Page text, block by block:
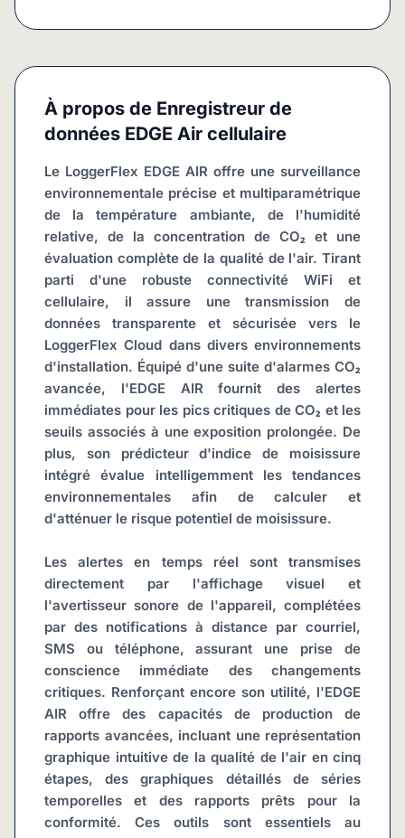
À propos de Enregistreur de
données EDGE Air cellulaire
Le LoggerFlex EDGE AIR offre une surveillance
environnementale précise et multiparamétrique
de la température ambiante, de l'humidité
relative, de la concentration de CO₂ et une
évaluation complète de la qualité de l'air. Tirant
parti d'une robuste connectivité WiFi et
cellulaire, il assure une transmission de
données transparente et sécurisée vers le
LoggerFlex Cloud dans divers environnements
d'installation. Équipé d'une suite d'alarmes CO₂
avancée, l'EDGE AIR fournit des alertes
immédiates pour les pics critiques de CO₂ et les
seuils associés à une exposition prolongée. De
plus, son prédicteur d'indice de moisissure
intégré évalue intelligemment les tendances
environnementales afin de calculer et
d'atténuer le risque potentiel de moisissure.
Les alertes en temps réel sont transmises
directement par l'affichage visuel et
l'avertisseur sonore de l'appareil, complétées
par des notifications à distance par courriel,
SMS ou téléphone, assurant une prise de
conscience immédiate des changements
critiques. Renforçant encore son utilité, l'EDGE
AIR offre des capacités de production de
rapports avancées, incluant une représentation
graphique intuitive de la qualité de l'air en cinq
étapes, des graphiques détaillés de séries
temporelles et des rapports prêts pour la
conformité. Ces outils sont essentiels au